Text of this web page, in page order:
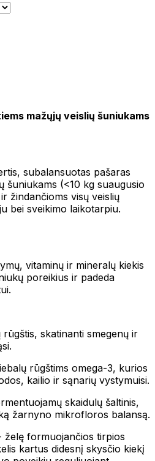
mažųjų veislių šuniukams
subalansuotas pašaras
šuniukams (<10 kg suaugusio
žindančioms visų veislių
bei sveikimo laikotarpiu.
vitaminų ir mineralų kiekis
poreikius ir padeda
skatinanti smegenų ir
rūgštims omega-3, kurios
kailio ir sąnarių vystymuisi.
skaidulų šaltinis,
žarnyno mikrofloros balansą.
želę formuojančios tirpios
kartus didesnį skysčio kiekį